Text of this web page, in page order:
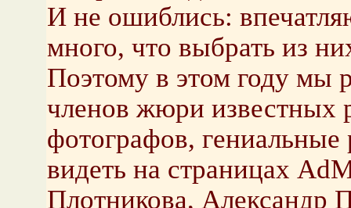
И не ошиблись:
много, что выбрать из
Поэтому в этом году мы
членов жюри известных
фотографов,
видеть на страницах
Плотникова, Александр